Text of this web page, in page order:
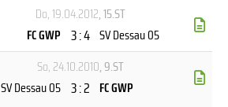
Do, 19.04.2012, 15.ST
FC GWP 3 : 4 SV Dessau 05
So, 24.10.2010, 9.ST
SV Dessau 05 3 : 2 FC GWP